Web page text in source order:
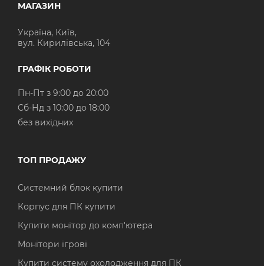
МАГАЗИН
Україна, Київ,
вул. Кирилівська, 104
ГРАФІК РОБОТИ
Пн-Пт з 9:00 до 20:00
Cб-Нд з 10:00 до 18:00
без вихідних
ТОП ПРОДАЖУ
Системний блок купити
Корпус для ПК купити
Купити монітор до комп'ютера
Монітори ігрові
Купити систему охолодження для ПК